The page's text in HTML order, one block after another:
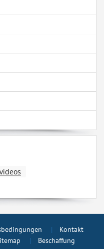
Kontakt
Beschaffung